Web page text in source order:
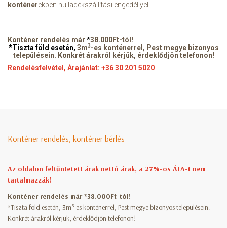
konténerekben hulladékszállítási engedéllyel.
Konténer rendelés már *38.000Ft-tól!
*Tiszta föld esetén, 3m3-es konténerrel, Pest megye bizonyos
településein. Konkrét árakról kérjük, érdeklődjön telefonon!
Rendelésfelvétel, Árajánlat: +36 30 201 5020
Konténer rendelés, konténer bérlés
Az oldalon feltűntetett árak nettó árak, a 27%-os ÁFA-t nem
tartalmazzák!
Konténer rendelés már *38.000Ft-tól!
*Tiszta föld esetén, 3m3-es konténerrel, Pest megye bizonyos településein.
Konkrét árakról kérjük, érdeklődjön telefonon!